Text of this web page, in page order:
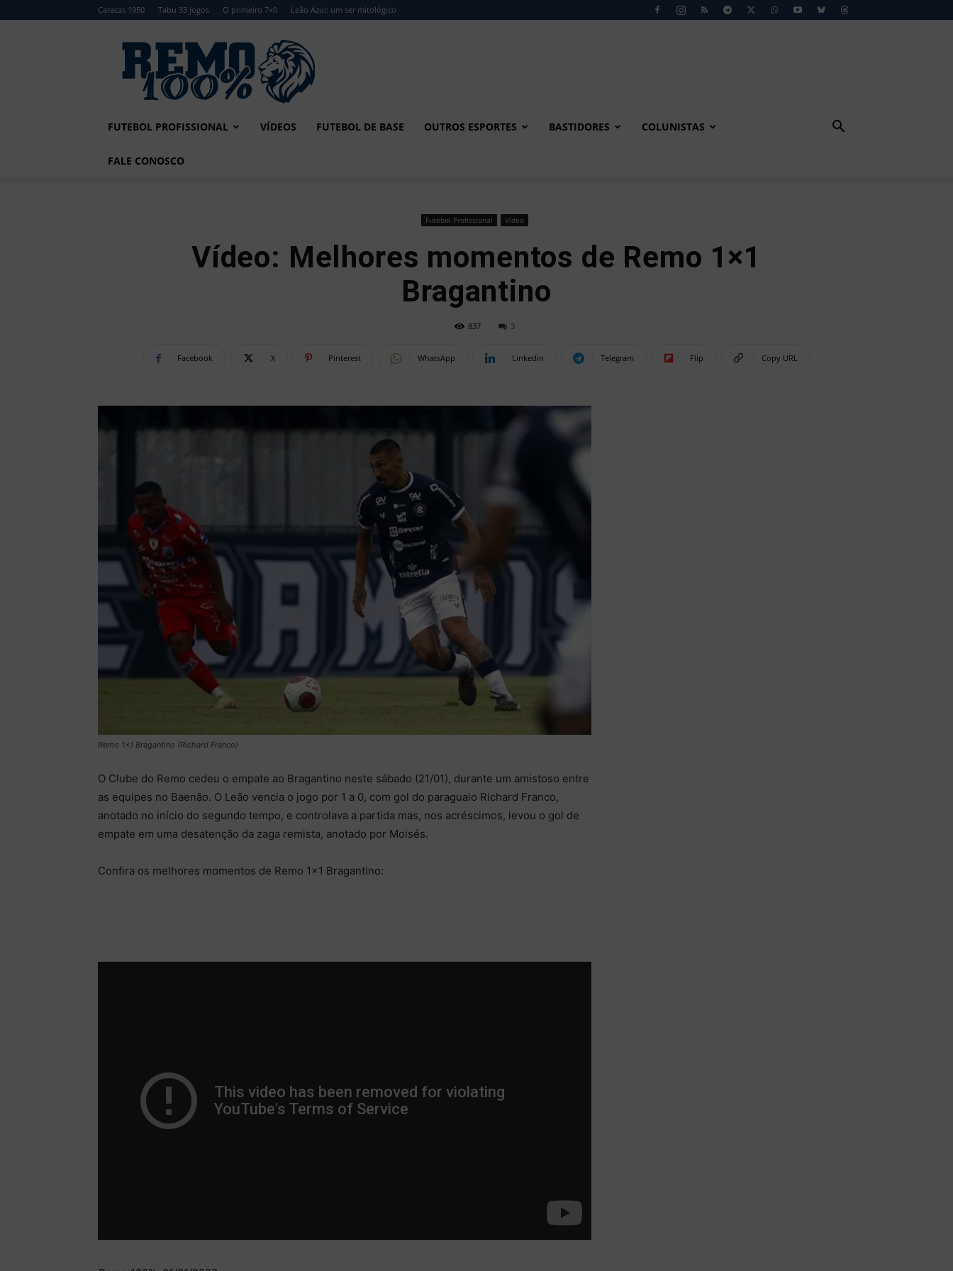
Caracas 1950 Tabu 33 jogos O primeiro 7×0 Leão Azul: um ser mitológico
Remo
FUTEBOL PROFISSIONAL VÍDEOS FUTEBOL DE BASE OUTROS ESPORTES BASTIDORES COLUNISTAS
FALE CONOSCO
Futebol Profissional Vídeo
Vídeo: Melhores momentos de Remo 1×1
Bragantino
837 3
Facebook X Pinterest WhatsApp Linkedin Telegram Flip Copy URL
Remo 1×1 Bragantino (Richard Franco)
O Clube do Remo cedeu o empate ao Bragantino neste sábado (21/01), durante um amistoso entre
as equipes no Baenão. O Leão vencia o jogo por 1 a 0, com gol do paraguaio Richard Franco,
anotado no início do segundo tempo, e controlava a partida mas, nos acréscimos, levou o gol de
empate em uma desatenção da zaga remista, anotado por Moisés.
Confira os melhores momentos de Remo 1×1 Bragantino: